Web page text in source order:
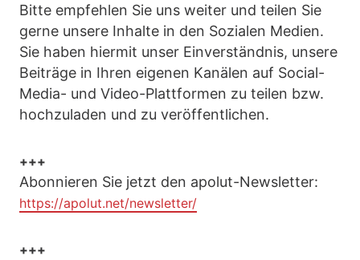
Bitte empfehlen Sie uns weiter und teilen Sie
gerne unsere Inhalte in den Sozialen Medien.
Sie haben hiermit unser Einverständnis, unsere
Beiträge in Ihren eigenen Kanälen auf Social-
Media- und Video-Plattformen zu teilen bzw.
hochzuladen und zu veröffentlichen.
+++
Abonnieren Sie jetzt den apolut-Newsletter:
https://apolut.net/newsletter/
+++